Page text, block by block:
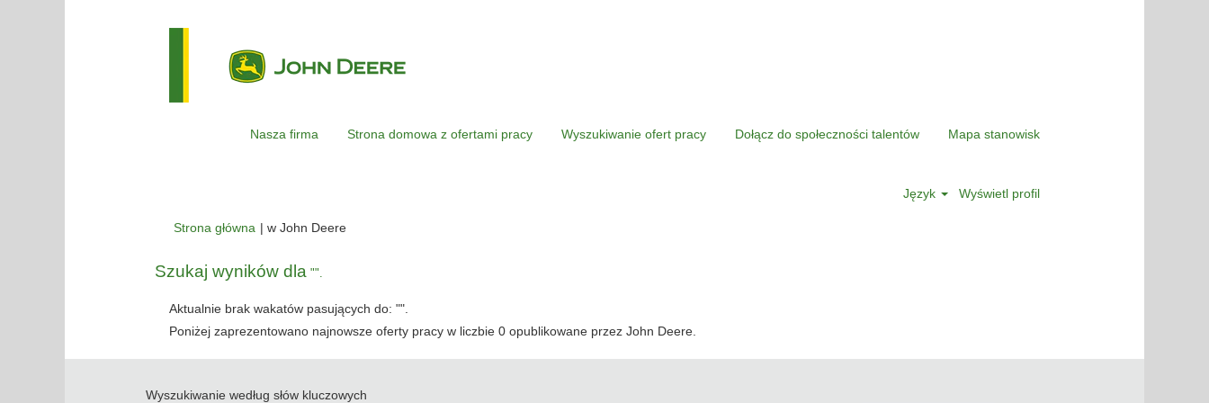
Nasza firma Strona domowa z ofertami pracy Wyszukiwanie ofert pracy Dołącz do społeczności talentów Mapa stanowisk
Język Wyświetl profil
Strona główna | w John Deere(bieżąca
Szukaj wyników dla "".
Aktualnie brak wakatów pasujących do: "".
Poniżej zaprezentowano najnowsze oferty pracy w liczbie 0 opublikowane przez John Deere.
Wyszukiwanie według słów kluczowych